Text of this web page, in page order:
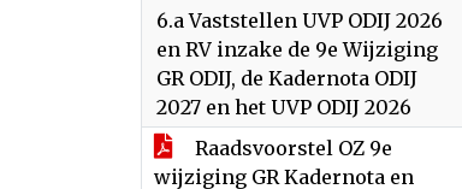
6.a Vaststellen UVP ODIJ 2026
en RV inzake de 9e Wijziging
GR ODIJ, de Kadernota ODIJ
2027 en het UVP ODIJ 2026
Raadsvoorstel OZ 9e
wijziging GR Kadernota en